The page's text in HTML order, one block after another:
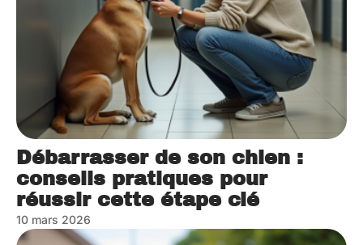
Débarrasser de son chien :
conseils pratiques pour
réussir cette étape clé
10 mars 2026